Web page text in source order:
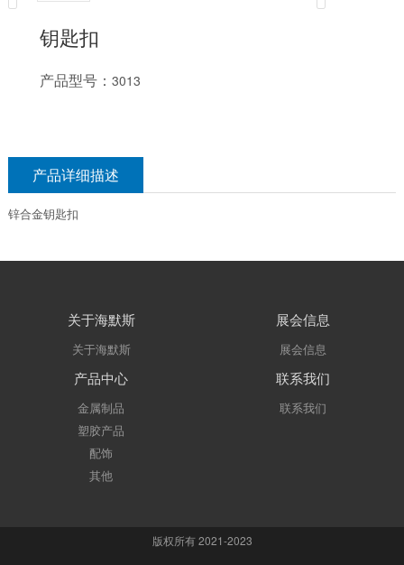
钥匙扣
产品型号：3013
产品详细描述
锌合金钥匙扣
关于海默斯
关于海默斯
展会信息
展会信息
产品中心
金属制品
塑胶产品
配饰
其他
联系我们
联系我们
版权所有 2021-2023